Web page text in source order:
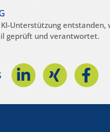
Unterstützung
geprüft und verantwortet.